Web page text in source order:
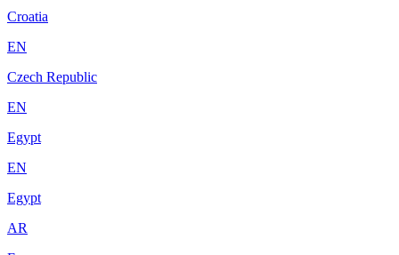
Croatia
EN
Czech Republic
EN
Egypt
EN
Egypt
AR